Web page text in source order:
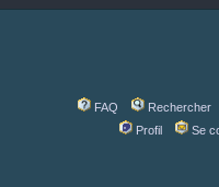
FAQ
Rechercher
Profil
Se